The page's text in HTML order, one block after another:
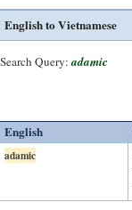
English to Vietnamese
Search Query: adamic
English
adamic